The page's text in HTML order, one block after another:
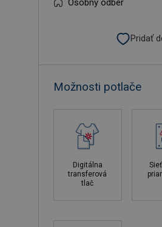
Pridať
Možnosti potlače
Digitálna
transferová
tlač